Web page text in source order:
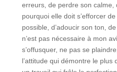
erreurs, de perdre son calme,
pourquoi elle doit s’efforcer
possible, d’adoucir son ton,
n’est pas nécessaire à mon
s’offusquer, ne pas se
l’attitude qui démontre le plus